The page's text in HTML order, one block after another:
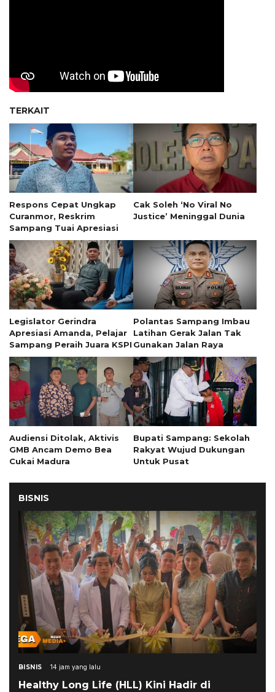
TERKAIT
Respons Cepat Ungkap
Curanmor, Reskrim
Sampang Tuai Apresiasi
Cak Soleh ‘No Viral No
Justice’ Meninggal Dunia
Legislator Gerindra
Apresiasi Amanda, Pelajar
Sampang Peraih Juara KSPI
Polantas Sampang Imbau
Latihan Gerak Jalan Tak
Gunakan Jalan Raya
Audiensi Ditolak, Aktivis
GMB Ancam Demo Bea
Cukai Madura
Bupati Sampang: Sekolah
Rakyat Wujud Dukungan
Untuk Pusat
BISNIS
BISNIS 14 jam yang lalu
Healthy Long Life (HLL) Kini Hadir di